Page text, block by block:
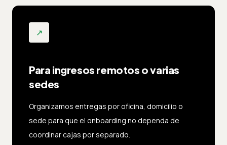
↗
Para ingresos remotos o varias
sedes
Organizamos entregas por oficina, domicilio o
sede para que el onboarding no dependa de
coordinar cajas por separado.